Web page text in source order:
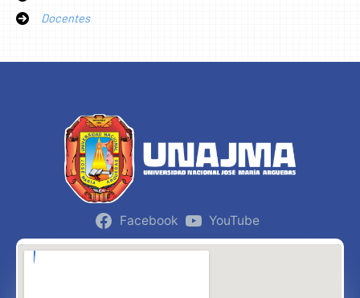
Docentes
Facebook YouTube